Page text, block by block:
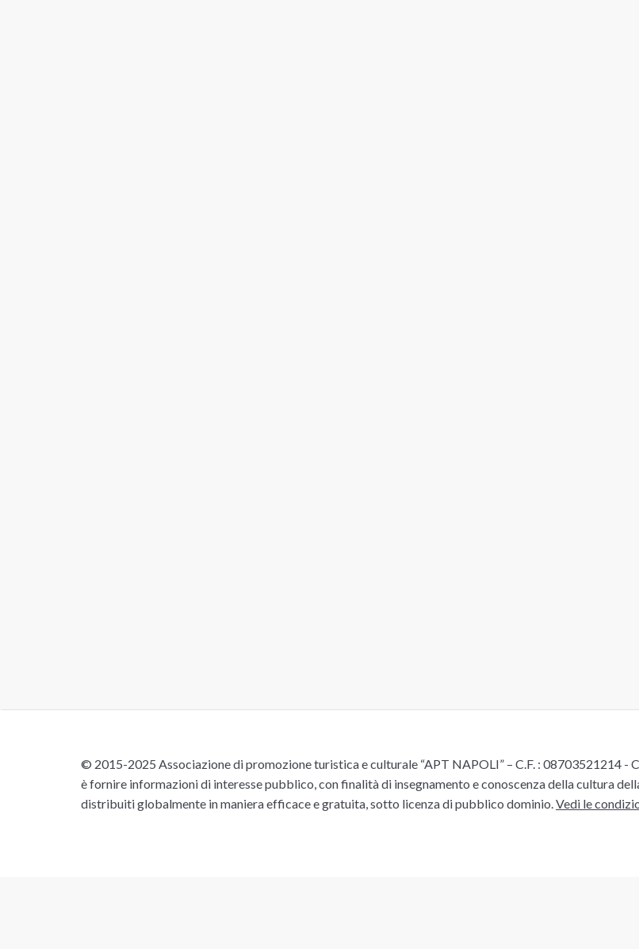
© 2015-2025 Associazione di promozione turistica e culturale “APT NAPOLI” – C.F. : 08703521214 -
è fornire informazioni di interesse pubblico, con finalità di insegnamento e conoscenza della cultura
distribuiti globalmente in maniera efficace e gratuita, sotto licenza di pubblico dominio. Vedi le